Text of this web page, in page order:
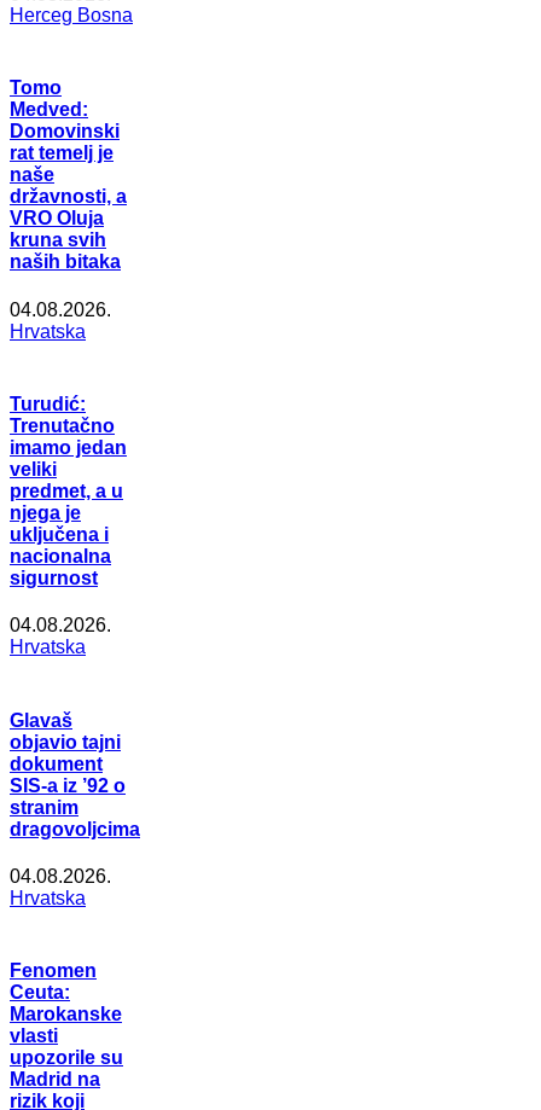
Herceg Bosna
Tomo
Medved:
Domovinski
rat temelj je
naše
državnosti, a
VRO Oluja
kruna svih
naših bitaka
04.08.2026.
Hrvatska
Turudić:
Trenutačno
imamo jedan
veliki
predmet, a u
njega je
uključena i
nacionalna
sigurnost
04.08.2026.
Hrvatska
Glavaš
objavio tajni
dokument
SIS-a iz ’92 o
stranim
dragovoljcima
04.08.2026.
Hrvatska
Fenomen
Ceuta:
Marokanske
vlasti
upozorile su
Madrid na
rizik koji